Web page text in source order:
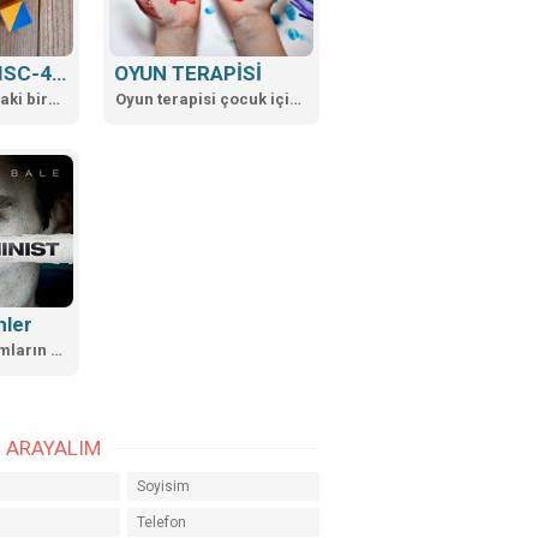
...
WİSC-R ve WISC-4 ZEKA TESTLERİ
6-16 yaş arasındaki bireylere uygulanan...
OYUN TERAPİSİ
Oyun terapisi çocuk için en uygun terapötik araçtır. Çocuk oyun aracılığıyla ...
Psikolojik kavramların film üzerinde incelenmesi